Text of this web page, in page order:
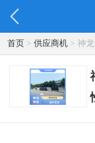
首页> 供应商机> 神龙